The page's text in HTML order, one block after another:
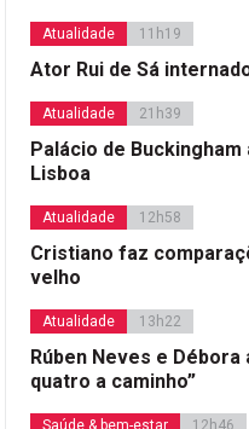
Atualidade 11h19
Ator Rui de Sá
Atualidade 21h39
Palácio de
Lisboa
Atualidade 12h58
Cristiano faz
velho
Atualidade 13h22
Rúben Neves e
quatro a caminho”